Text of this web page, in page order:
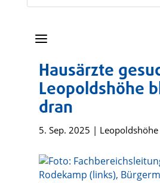
a
Hausärzte
Leopoldshöhe
dran
5. Sep. 2025 | Leopoldshöhe